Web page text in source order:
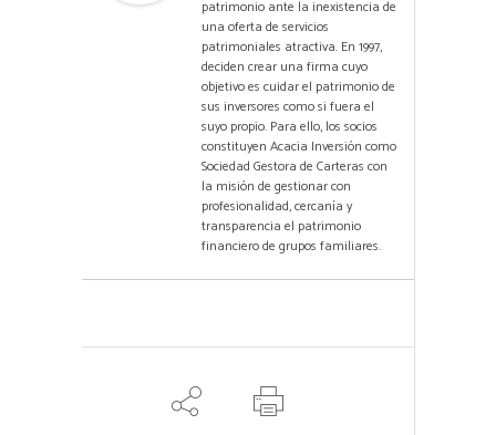
patrimonio ante la inexistencia de
una oferta de servicios
patrimoniales atractiva. En 1997,
deciden crear una firma cuyo
objetivo es cuidar el patrimonio de
sus inversores como si fuera el
suyo propio. Para ello, los socios
constituyen Acacia Inversión como
Sociedad Gestora de Carteras con
la misión de gestionar con
profesionalidad, cercanía y
transparencia el patrimonio
financiero de grupos familiares.